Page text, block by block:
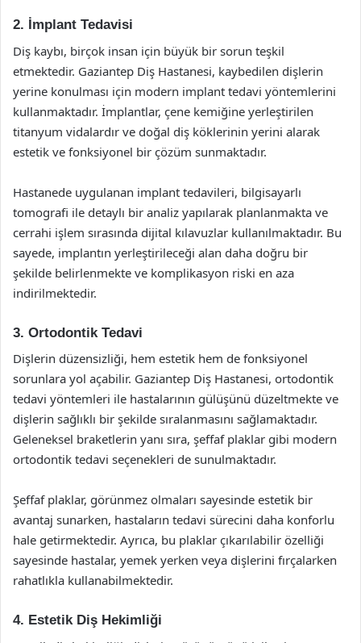
2. İmplant Tedavisi
Diş kaybı, birçok insan için büyük bir sorun teşkil
etmektedir. Gaziantep Diş Hastanesi, kaybedilen dişlerin
yerine konulması için modern implant tedavi yöntemlerini
kullanmaktadır. İmplantlar, çene kemiğine yerleştirilen
titanyum vidalardır ve doğal diş köklerinin yerini alarak
estetik ve fonksiyonel bir çözüm sunmaktadır.
Hastanede uygulanan implant tedavileri, bilgisayarlı
tomografi ile detaylı bir analiz yapılarak planlanmakta ve
cerrahi işlem sırasında dijital kılavuzlar kullanılmaktadır. Bu
sayede, implantın yerleştirileceği alan daha doğru bir
şekilde belirlenmekte ve komplikasyon riski en aza
indirilmektedir.
3. Ortodontik Tedavi
Dişlerin düzensizliği, hem estetik hem de fonksiyonel
sorunlara yol açabilir. Gaziantep Diş Hastanesi, ortodontik
tedavi yöntemleri ile hastalarının gülüşünü düzeltmekte ve
dişlerin sağlıklı bir şekilde sıralanmasını sağlamaktadır.
Geleneksel braketlerin yanı sıra, şeffaf plaklar gibi modern
ortodontik tedavi seçenekleri de sunulmaktadır.
Şeffaf plaklar, görünmez olmaları sayesinde estetik bir
avantaj sunarken, hastaların tedavi sürecini daha konforlu
hale getirmektedir. Ayrıca, bu plaklar çıkarılabilir özelliği
sayesinde hastalar, yemek yerken veya dişlerini fırçalarken
rahatlıkla kullanabilmektedir.
4. Estetik Diş Hekimliği